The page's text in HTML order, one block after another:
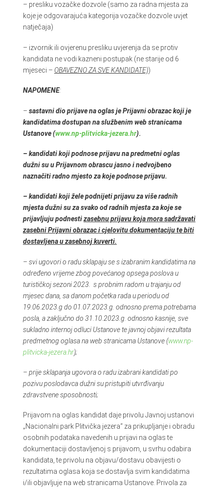
– presliku vozačke dozvole (samo za radna mjesta za
koje je odgovarajuća kategorija vozačke dozvole uvjet
natječaja)
– izvornik ili ovjerenu presliku uvjerenja da se protiv
kandidata ne vodi kazneni postupak (ne starije od 6
mjeseci – OBAVEZNO ZA SVE KANDIDATE))
NAPOMENE:
– sastavni dio prijave na oglas je Prijavni obrazac koji je
kandidatima dostupan na službenim web stranicama
Ustanove (www.np-plitvicka-jezera.hr).
– kandidati koji podnose prijavu na predmetni oglas
dužni su u Prijavnom obrascu jasno i nedvojbeno
naznačiti radno mjesto za koje podnose prijavu.
– kandidati koji žele podnijeti prijavu za više radnih
mjesta dužni su za svako od radnih mjesta za koje se
prijavljuju podnestizasebnu prijavu koja mora sadržavati
zasebni Prijavni obrazac i cjelovitu dokumentaciju te biti
dostavljena u zasebnoj kuverti.
– svi ugovori o radu sklapaju se s izabranim kandidatima na
određeno vrijeme zbog povećanog opsega poslova u
turističkoj sezoni 2023. s probnim radom u trajanju od
mjesec dana, sa danom početka rada u periodu od
19.06.2023.g do 01.07.2023.g. odnosno prema potrebama
posla, a zaključno do 31.10.2023.g. odnosno kasnije, sve
sukladno internoj odluci Ustanove te javnoj objavi rezultata
predmetnog oglasa na web stranicama Ustanove (www.np-
plitvicka-jezera.hr);
– prije sklapanja ugovora o radu izabrani kandidati po
pozivu poslodavca dužni su pristupiti utvrđivanju
zdravstvene sposobnosti;
Prijavom na oglas kandidat daje privolu Javnoj ustanovi
„Nacionalni park Plitvička jezera“ za prikupljanje i obradu
osobnih podataka navedenih u prijavi na oglas te
dokumentaciji dostavljenoj s prijavom, u svrhu odabira
kandidata, te privolu na objavu/dostavu obavijesti o
rezultatima oglasa koja se dostavlja svim kandidatima
i/ili objavljuje na web stranicama Ustanove. Privola za